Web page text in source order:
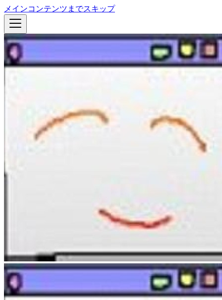
メインコンテンツまでスキップ